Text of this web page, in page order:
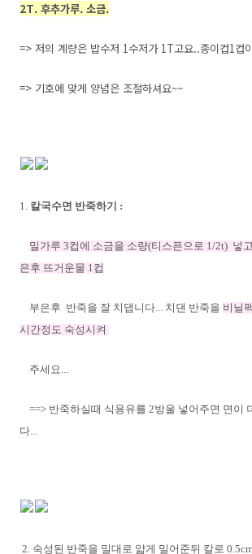
2T. 후추가루. 소금.
=> 저의 계량은 밥수저 1수저가 1T고요..종이컵1컵
=> 기호에 맞게 양념은 조절하셔요~~
1. 칼국수면 반죽하기 :
밀가루 3컵에 소금을 소량(티스픈으로 1/2t) 넣
은후 뜨거운물 1컵
부은후 반죽을 잘 치댑니다... 치댄 반죽을 비닐
시간정도 숙성시켜
주세요...
==> 반죽하실때 식용유를 2방울 넣어주면 면이
다...
2. 숙성된 반죽을 밀대로 얇게 밀어준뒤 칼로